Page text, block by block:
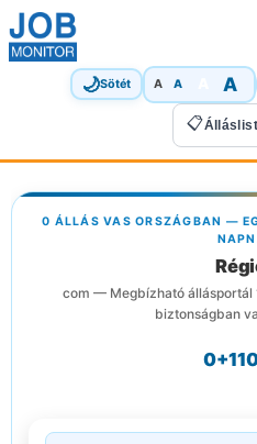
🌙Sötét A A A
📋
0 ÁLLÁS VAS ORSZÁGBAN —
com — Megbízható állásportál
biztonságban
0+1